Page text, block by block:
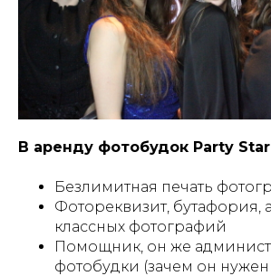
В аренду фотобудок Party
Безлимитная печать
Фотореквизит, бутафория,
классных фотографий
Помощник, он же
фотобудки (зачем он нужен